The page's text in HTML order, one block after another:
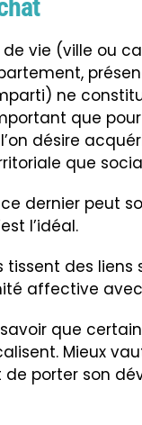
de vie (ville ou
ne
que pour
désire
que
dernier peut
l’idéal.
tissent des liens
affective
que
Mieux
porter son